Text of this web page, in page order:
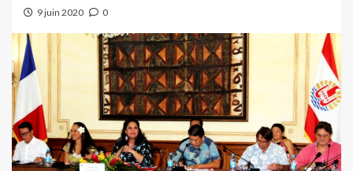
9 juin 2020 0